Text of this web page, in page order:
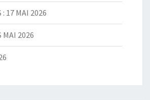
17 MAI 2026
MAI 2026